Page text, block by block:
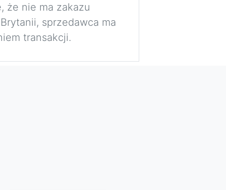
że nie ma zakazu
sprzedawca ma
transakcji.